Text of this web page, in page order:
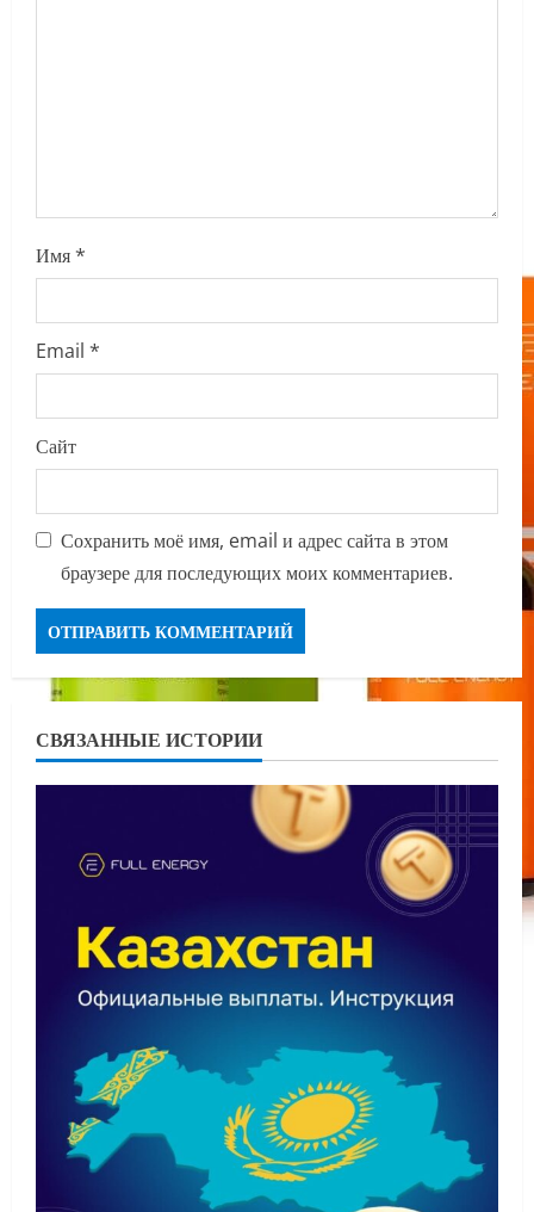
Имя*
Email *
Сайт
Сохранить моё имя, email и адрес сайта в этом
браузере для последующих моих комментариев.
СВЯЗАННЫЕ ИСТОРИИ